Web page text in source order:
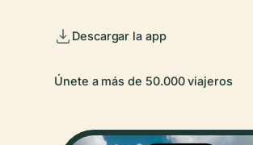
Descargar la app
Únete a más de 50.000 viajeros